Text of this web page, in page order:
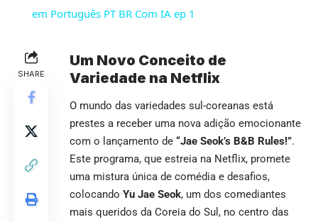
em Português PT BR Com IA ep 1
SHARE
Um Novo Conceito de
Variedade na Netflix
O mundo das variedades sul-coreanas está
prestes a receber uma nova adição emocionante
com o lançamento de “Jae Seok’s B&B Rules!”.
Este programa, que estreia na Netflix, promete
uma mistura única de comédia e desafios,
colocando Yu Jae Seok, um dos comediantes
mais queridos da Coreia do Sul, no centro das